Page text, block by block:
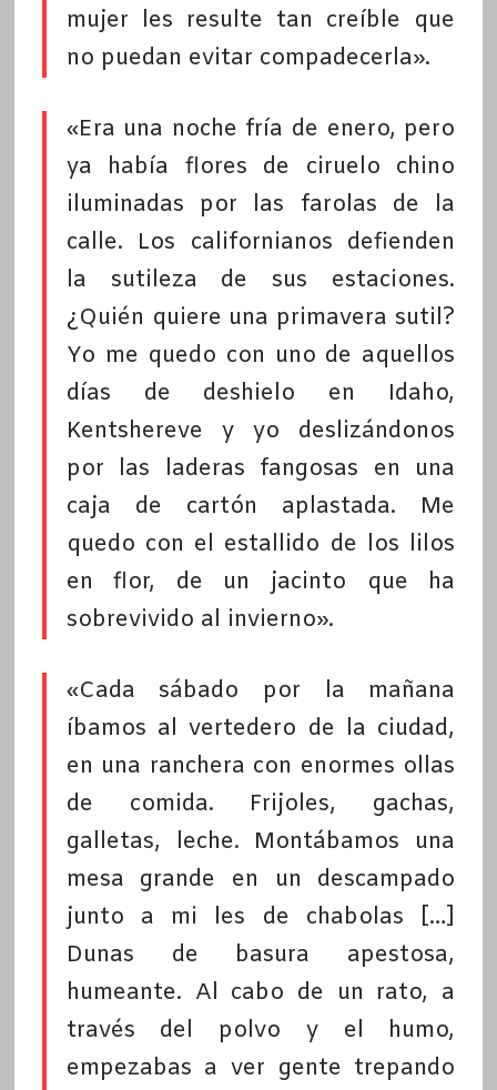
mujer les resulte tan creíble que
no puedan evitar compadecerla».
«Era una noche fría de enero, pero
ya había flores de ciruelo chino
iluminadas por las farolas de la
calle. Los californianos defienden
la sutileza de sus estaciones.
¿Quién quiere una primavera sutil?
Yo me quedo con uno de aquellos
días de deshielo en Idaho,
Kentshereve y yo deslizándonos
por las laderas fangosas en una
caja de cartón aplastada. Me
quedo con el estallido de los lilos
en flor, de un jacinto que ha
sobrevivido al invierno».
«Cada sábado por la mañana
íbamos al vertedero de la ciudad,
en una ranchera con enormes ollas
de comida. Frijoles, gachas,
galletas, leche. Montábamos una
mesa grande en un descampado
junto a mi les de chabolas […]
Dunas de basura apestosa,
humeante. Al cabo de un rato, a
través del polvo y el humo,
empezabas a ver gente trepando